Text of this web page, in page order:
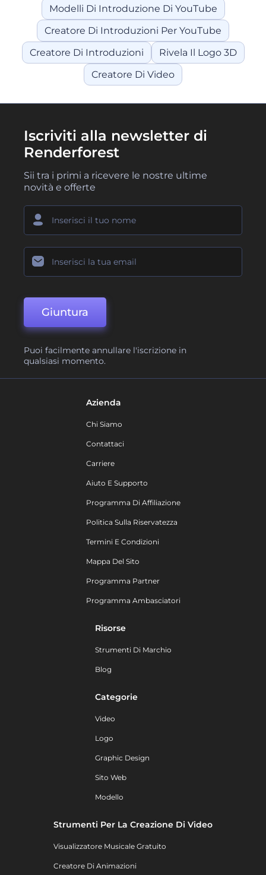
Modelli Di Introduzione Di YouTube
Creatore Di Introduzioni Per YouTube
Creatore Di Introduzioni
Rivela Il Logo 3D
Creatore Di Video
Iscriviti alla newsletter di
Renderforest
Sii tra i primi a ricevere le nostre ultime
novità e offerte
Giuntura
Puoi facilmente annullare l'iscrizione in
qualsiasi momento.
Azienda
Chi Siamo
Contattaci
Carriere
Aiuto E Supporto
Programma Di Affiliazione
Politica Sulla Riservatezza
Termini E Condizioni
Mappa Del Sito
Programma Partner
Programma Ambasciatori
Risorse
Strumenti Di Marchio
Blog
Categorie
Video
Logo
Graphic Design
Sito Web
Modello
Strumenti Per La Creazione Di Video
Visualizzatore Musicale Gratuito
Creatore Di Animazioni